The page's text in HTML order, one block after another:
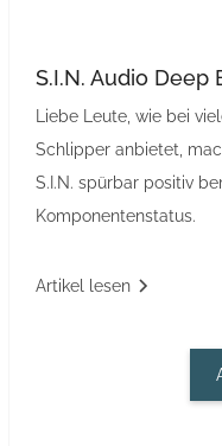
S.I.N. Audio Deep
Liebe Leute, wie bei
Schlipper anbietet,
S.I.N. spürbar positiv
Komponentenstatus.
Artikel lesen